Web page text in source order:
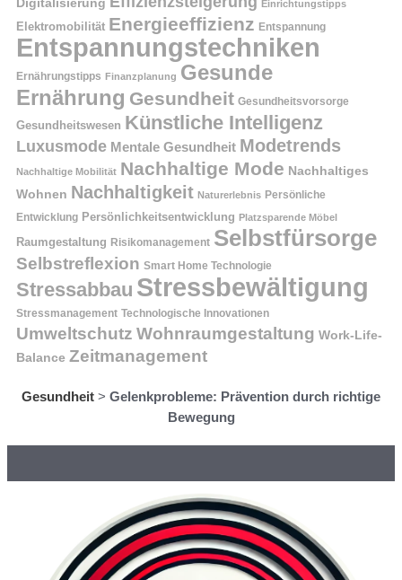
Einrichtungstipps
Elektromobilität Energieeffizienz Entspannung
Entspannungstechniken
Ernährungstipps Finanzplanung Gesunde
Ernährung Gesundheit Gesundheitsvorsorge
Gesundheitswesen Künstliche Intelligenz
Luxusmode Mentale Gesundheit Modetrends
Nachhaltige Mobilität Nachhaltige Mode Nachhaltiges
Wohnen Nachhaltigkeit Naturerlebnis Persönliche
Entwicklung Persönlichkeitsentwicklung Platzsparende Möbel
Raumgestaltung Risikomanagement Selbstfürsorge
Selbstreflexion Smart Home Technologie
Stressabbau Stressbewältigung
Stressmanagement Technologische Innovationen
Umweltschutz Wohnraumgestaltung Work-Life-
Balance Zeitmanagement
Gesundheit > Gelenkprobleme: Prävention durch richtige
Bewegung